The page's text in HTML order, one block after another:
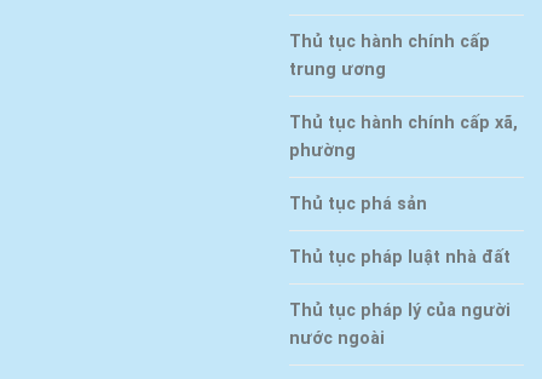
Thủ tục hành chính cấp
trung ương
Thủ tục hành chính cấp xã,
phường
Thủ tục phá sản
Thủ tục pháp luật nhà đất
Thủ tục pháp lý của người
nước ngoài